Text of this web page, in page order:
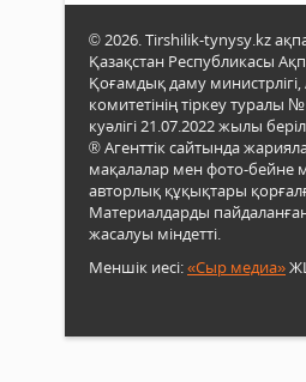
© 2026. Tirshilik-tynysy.kz
Қазақстан Республикасы
Қоғамдық даму
комитетінің тіркеу туралы
куәлігі 21.07.2022 жылы
® Агенттік сайтында
мақалалар мен фото-бейне
авторлық құқықтары
Материалдарды
жасалуы міндетті.
Меншік иесі:«Сыр медиа»